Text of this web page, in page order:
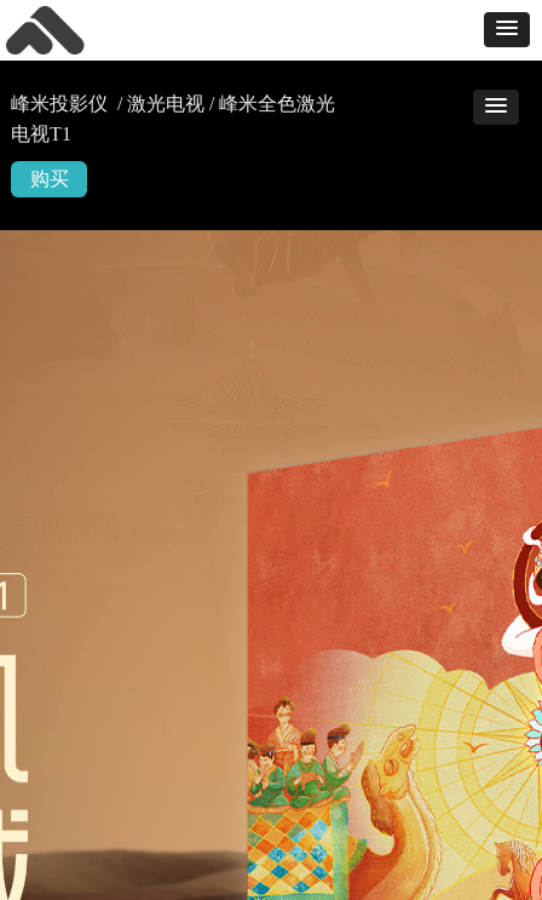
峰米投影仪 / 激光电视 / 峰米全色激光
电视T1
购买